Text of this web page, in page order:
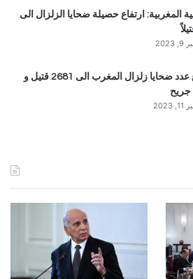
المغربية: ارتفاع حصيلة ضحايا الزلزال الى
ارتفاع عدد ضحايا زلزال المغرب الى 2681 قتيل و